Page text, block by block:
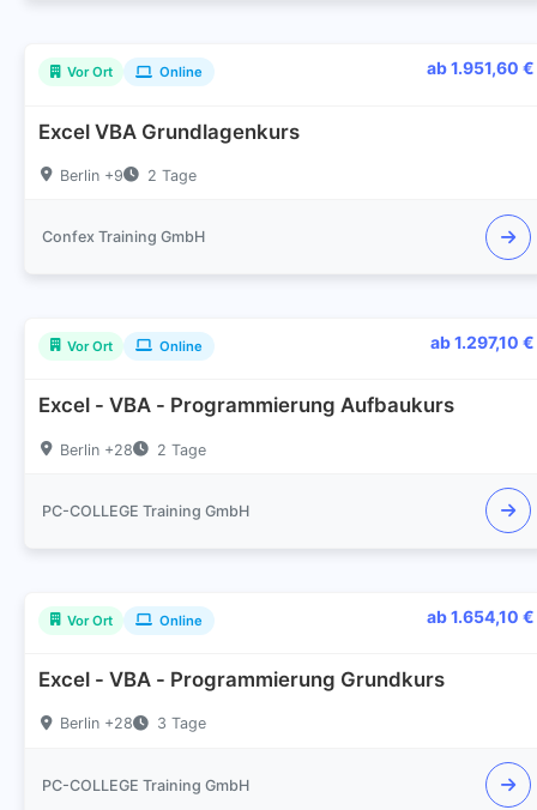
Vor Ort Online ab 1.951,60 €
Excel VBA Grundlagenkurs
Berlin +9 2 Tage
Confex Training GmbH
Vor Ort Online ab 1.297,10 €
Excel - VBA - Programmierung Aufbaukurs
Berlin +28 2 Tage
PC-COLLEGE Training GmbH
Vor Ort Online ab 1.654,10 €
Excel - VBA - Programmierung Grundkurs
Berlin +28 3 Tage
PC-COLLEGE Training GmbH